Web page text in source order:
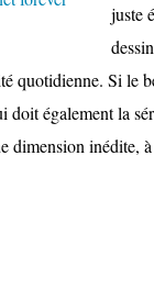
juste
quotidienne. Si le
doit également la
inédite,